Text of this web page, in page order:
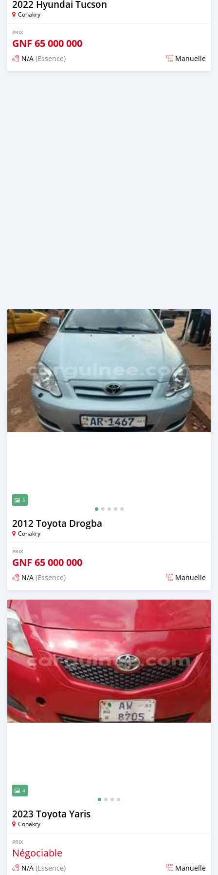
2022 Hyundai Tucson
Conakry
PRIX
GNF 65 000 000
N/A (Essence) Manuelle
5
2012 Toyota Drogba
Conakry
PRIX
GNF 65 000 000
N/A (Essence) Manuelle
Publié il y a 24 jours
4
2023 Toyota Yaris
Conakry
PRIX
Négociable
N/A (Essence) Manuelle